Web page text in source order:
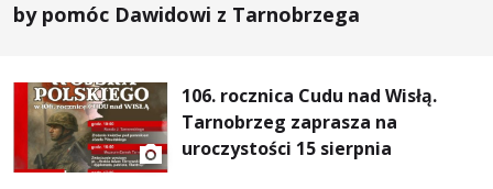
by pomóc Dawidowi z Tarnobrzega
106. rocznica Cudu nad Wisłą.
Tarnobrzeg zaprasza na
uroczystości 15 sierpnia